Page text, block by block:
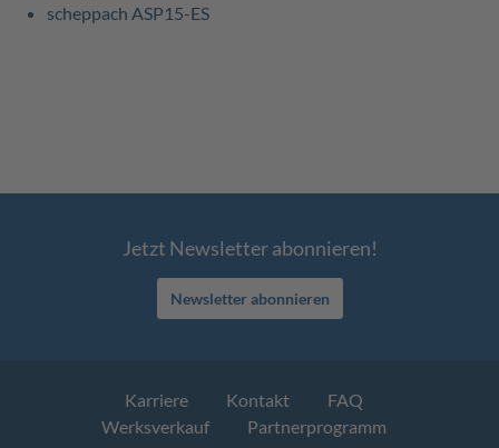
scheppach ASP15-ES
Jetzt Newsletter abonnieren!
Newsletter abonnieren
Karriere Kontakt
FAQ
Werksverkauf
Partnerprogramm